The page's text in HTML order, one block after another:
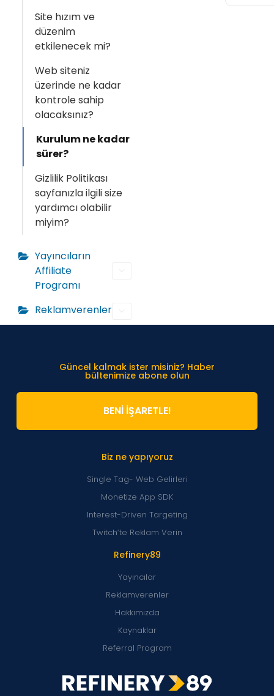
Site hızım ve
düzenim
etkilenecek mi?
Web siteniz
üzerinde ne kadar
kontrole sahip
olacaksınız?
Kurulum ne kadar
sürer?
Gizlilik Politikası
sayfanızla ilgili size
yardımcı olabilir
miyim?
Yayıncıların
Affiliate
Programı
Reklamverenler
Refinery89
Yayıncılar
Reklamverenler
Hakkımızda
Kaynaklar
Referral Program
Biz ne yapıyoruz
Single Tag- Web Gelirleri
Monetize App SDK
Interest-Driven Targeting
Twitch’te Reklam Verin
Güncel kalmak ister misiniz? Haber
bültenimize abone olun
BENİ İŞARETLE!